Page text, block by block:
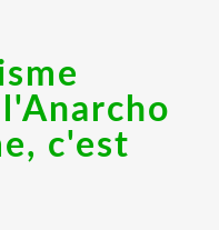
c'est